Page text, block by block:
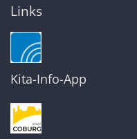
Links
Kita-Info-App